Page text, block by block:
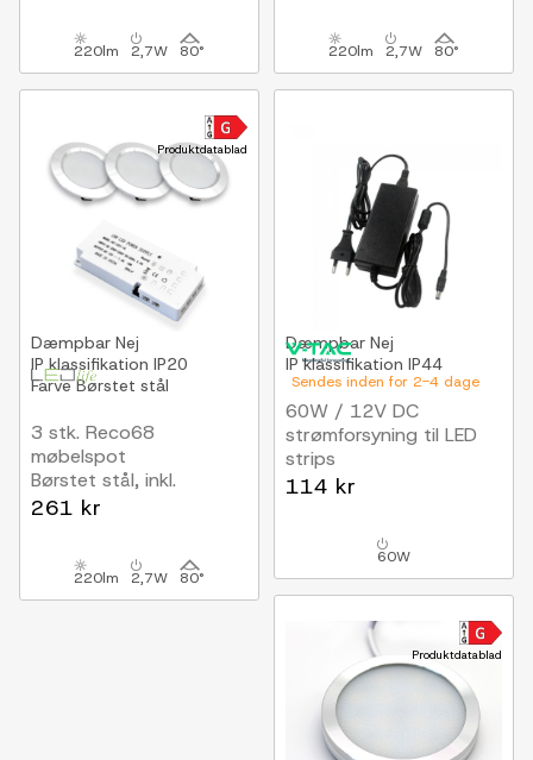
220lm 2,7W 80° 220lm 2,7W 80°
Produktdatablad
Dæmpbar Nej
IP klassifikation IP20
FarveBørstet stål
3 stk. Reco68
møbelspot
Børstet stål, inkl.
strømforsyning
261 kr
220lm 2,7W 80°
Sendes inden for 2-4 dage
Dæmpbar Nej
IP klassifikation IP44
60W / 12V DC
strømforsyning til LED
strips
5A, IP44 vådrum
114 kr
60W
Produktdatablad